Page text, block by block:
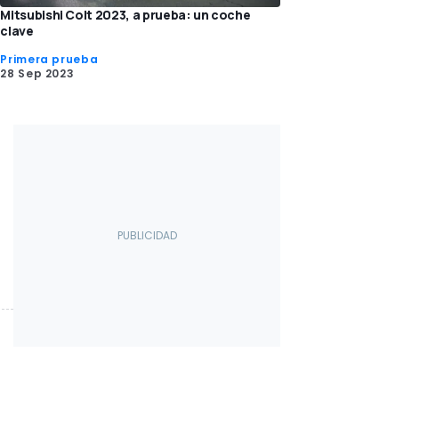
Mitsubishi Colt 2023, a prueba: un coche
clave
Primera prueba
28 Sep 2023